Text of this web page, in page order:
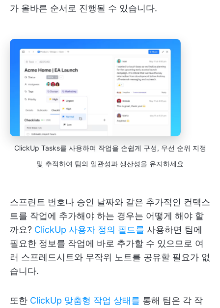
가 올바른 순서로 진행될 수 있습니다.
ClickUp Tasks를 사용하여 작업을 손쉽게 구성, 우선 순위 지정
및 추적하여 팀의 일관성과 생산성을 유지하세요
스프린트 번호나 승인 날짜와 같은 추가적인 컨텍스
트를 작업에 추가해야 하는 경우는 어떻게 해야 할
까요? ClickUp 사용자 정의 필드를 사용하면 팀에
필요한 정보를 작업에 바로 추가할 수 있으므로 여
러 스프레드시트와 무작위 노트를 공유할 필요가 없
습니다.
또한 ClickUp 맞춤형 작업 상태를 통해 팀은 각 작